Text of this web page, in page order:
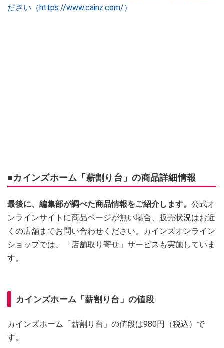
ださい（https://www.cainz.com/）
■カインズホーム「薪割り台」の商品詳細情報
最後に、編集部が調べた商品情報をご紹介します。 公式オ
ンラインサイトに商品ページが無い場合、販売状況はお近
くの店舗までお問い合わせください。カインズオンライン
ショップでは、「店舗取り寄せ」サービスも実施していま
す。
カインズホーム「薪割り台」の値段
カインズホーム「薪割り台」の値段は980円（税込）で
す。